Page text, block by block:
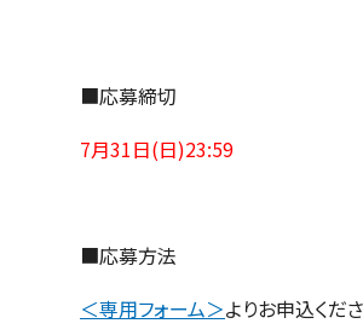
■応募締切
7月31日(日)23:59
■応募方法
＜専用フォーム＞よりお申込くださ